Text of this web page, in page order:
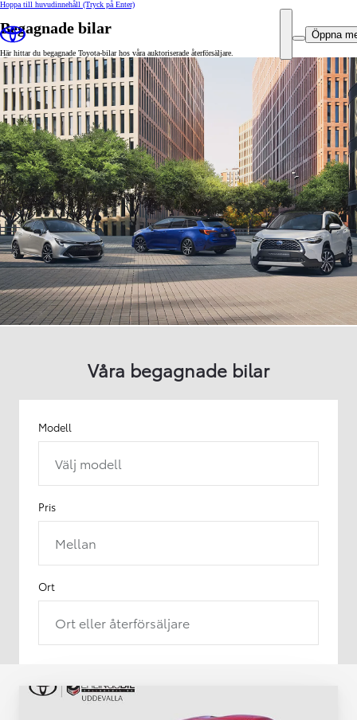
Hoppa till huvudinnehåll (Tryck på Enter)
Öppna
Begagnade bilar
Här hittar du begagnade Toyota-bilar hos våra auktoriserade återförsäljare.
Våra begagnade bilar
Modell
Välj modell
Pris
Mellan
Ort
Ort eller återförsäljare